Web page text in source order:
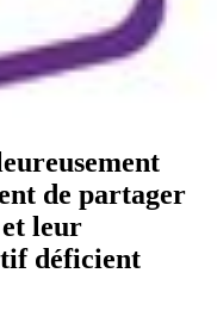
de partager
leur
déficient